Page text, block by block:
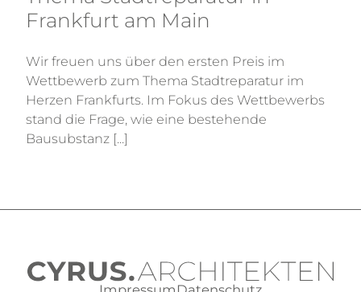
Frankfurt am Main
Wir freuen uns über den ersten Preis im
Wettbewerb zum Thema Stadtreparatur im
Herzen Frankfurts. Im Fokus des Wettbewerbs
stand die Frage, wie eine bestehende
Bausubstanz [...]